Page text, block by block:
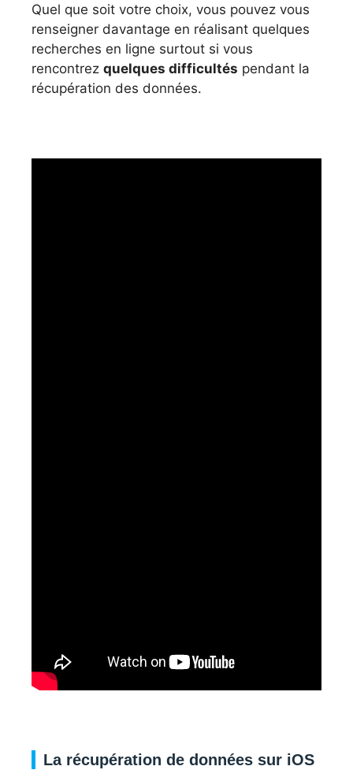
Quel que soit votre choix, vous pouvez vous
renseigner davantage en réalisant quelques
recherches en ligne surtout si vous
rencontrez quelques difficultés pendant la
récupération des données.
La récupération de données sur iOS